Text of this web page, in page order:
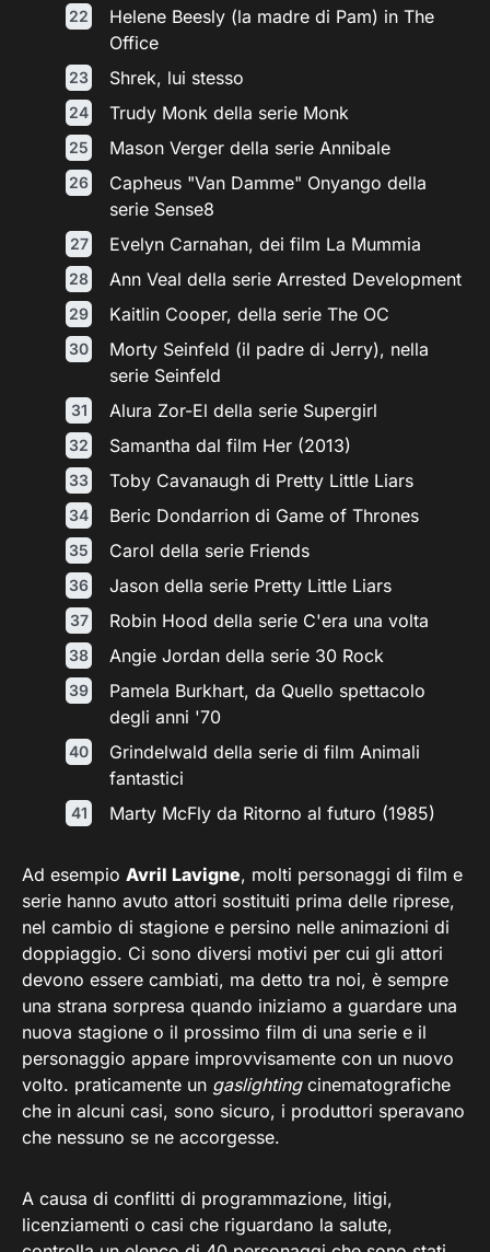
Helene Beesly (la madre di Pam) in The
Office
Shrek, lui stesso
Trudy Monk della serie Monk
Mason Verger della serie Annibale
Capheus "Van Damme" Onyango della
serie Sense8
Evelyn Carnahan, dei film La Mummia
Ann Veal della serie Arrested Development
Kaitlin Cooper, della serie The OC
Morty Seinfeld (il padre di Jerry), nella
serie Seinfeld
Alura Zor-El della serie Supergirl
Samantha dal film Her (2013)
Toby Cavanaugh di Pretty Little Liars
Beric Dondarrion di Game of Thrones
Carol della serie Friends
Jason della serie Pretty Little Liars
Robin Hood della serie C'era una volta
Angie Jordan della serie 30 Rock
Pamela Burkhart, da Quello spettacolo
degli anni '70
Grindelwald della serie di film Animali
fantastici
Marty McFly da Ritorno al futuro (1985)
Ad esempio Avril Lavigne, molti personaggi di film e
serie hanno avuto attori sostituiti prima delle riprese,
nel cambio di stagione e persino nelle animazioni di
doppiaggio. Ci sono diversi motivi per cui gli attori
devono essere cambiati, ma detto tra noi, è sempre
una strana sorpresa quando iniziamo a guardare una
nuova stagione o il prossimo film di una serie e il
personaggio appare improvvisamente con un nuovo
volto. praticamente un gaslightingcinematografiche
che in alcuni casi, sono sicuro, i produttori speravano
che nessuno se ne accorgesse.
A causa di conflitti di programmazione, litigi,
licenziamenti o casi che riguardano la salute,